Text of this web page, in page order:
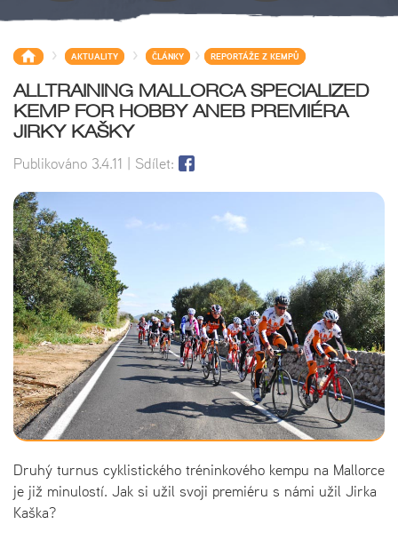
> AKTUALITY > ČLÁNKY > REPORTÁŽE Z KEMPŮ
ALLTRAINING MALLORCA SPECIALIZED
KEMP FOR HOBBY ANEB PREMIÉRA
JIRKY KAŠKY
Publikováno 3.4.11 | Sdílet:
Druhý turnus cyklistického tréninkového kempu na Mallorce
je již minulostí. Jak si užil svoji premiéru s námi užil Jirka
Kaška?